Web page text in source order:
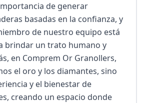
de generar
basadas en la confianza, y
de nuestro equipo está
brindar un trato humano y
en Comprem Or Granollers,
el oro y los diamantes, sino
y el bienestar de
creando un espacio donde